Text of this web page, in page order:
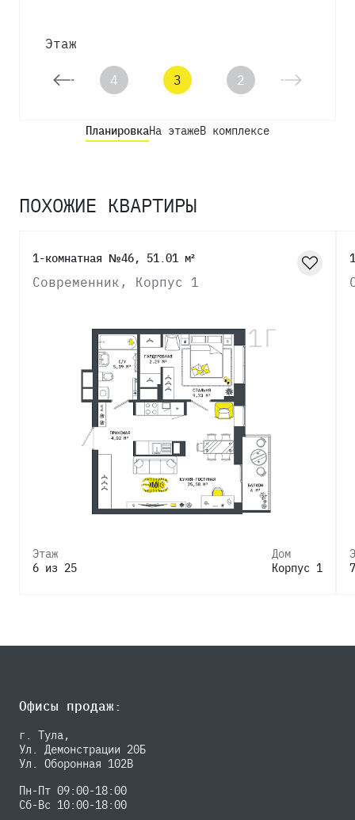
Этаж
5 4 3 2
ПланировкаНа этажеВ комплексе
ПОХОЖИЕ КВАРТИРЫ
1-комнатная №46, 51.01 м²
Современник, Корпус 1
Этаж
6 из 25
Дом
Корпус 1
Офисы продаж:
г. Тула,
Ул. Демонстрации 20Б
Ул. Оборонная 102В
Пн-Пт 09:00-18:00
Сб-Вс 10:00-18:00